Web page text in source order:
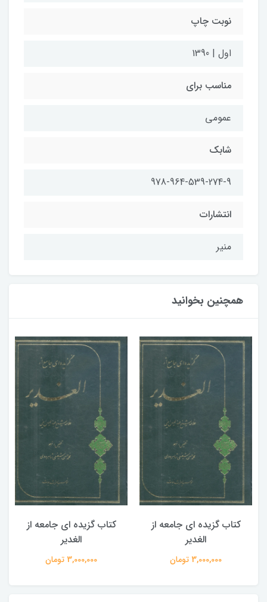
نوبت چاپ
اول | 1390
مناسب برای
عمومی
شابک
978-964-539-274-9
انتشارات
منیر
همچنین بخوانید
کتاب گزیده ای جامعه از
الغدیر
3,000,000 تومان
کتاب گزیده ای جامعه از
الغدیر
3,000,000 تومان